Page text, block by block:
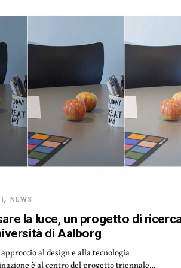
, NEWS
la luce, un progetto di
di Aalborg
al design e alla tecnologia
è al centro del progetto triennale…